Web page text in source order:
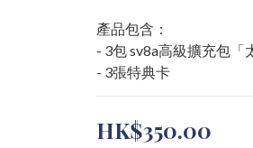
產品包含：
- 3包 sv8a高級擴充包「
- 3張特典卡
HK$350.00